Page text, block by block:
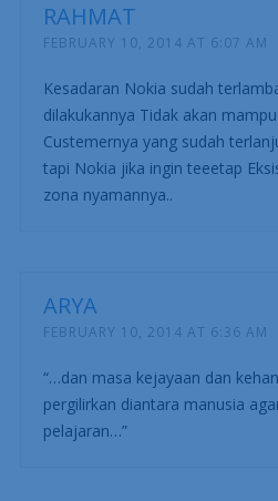
RAHMAT
FEBRUARY 10, 2014 AT 6:07 AM
Kesadaran Nokia sudah
dilakukannya Tidak akan
Custemernya yang sudah
tapi Nokia jika ingin teeetap
zona nyamannya..
ARYA
FEBRUARY 10, 2014 AT 6:36 AM
“…dan masa kejayaan dan
pergilirkan diantara manusia
pelajaran…”